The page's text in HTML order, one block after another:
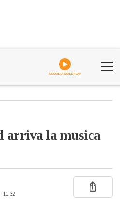
ASCOLTA GOLDPLAY
arriva la musica
11:32